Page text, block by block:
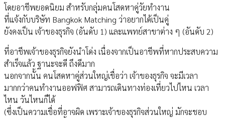
โดยอาชีพยอดนิยม สำหรับกลุ่มคนโสดหาคู่วัยทำงาน
ที่แจ้งกับบริษัท Bangkok Matching ว่าอยากได้เป็นคู่
ยังคงเป็น เจ้าของธุรกิจ (อันดับ 1) และแพทย์สาขาต่าง ๆ (อันดับ 2)
ที่อาชีพเจ้าของธุรกิจยังนำโด่ง เนื่องจากเป็นอาชีพที่หากประสบความ
สำเร็จแล้ว ฐานะจะดี ถึงดีมาก
นอกจากนั้น คนโสดหาคู่ส่วนใหญ่เชื่อว่า เจ้าของธุรกิจ จะมีเวลา
มากกว่าคนทำงานออฟฟิศ สามารถเดินทางท่องเที่ยวไปไหน เวลา
ไหน วันไหนก็ได้
(ซึ่งเป็นความเชื่อที่อาจผิด เพราะเจ้าของธุรกิจส่วนใหญ่ มักจะชอบ